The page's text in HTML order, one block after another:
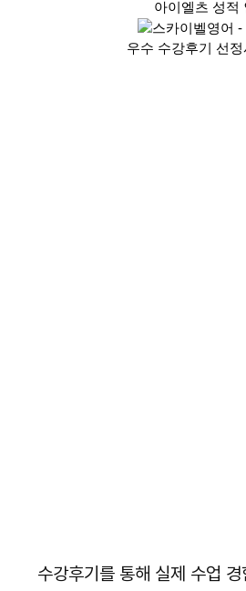
아이엘츠 성적
우수 수강후기 선
수강후기를 통해 실제 수업